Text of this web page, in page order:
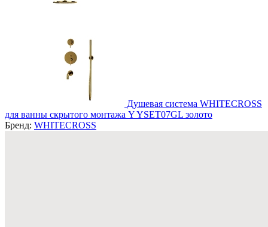
Душевая система WHITECROSS
для ванны скрытого монтажа Y YSET07GL золото
Бренд: WHITECROSS